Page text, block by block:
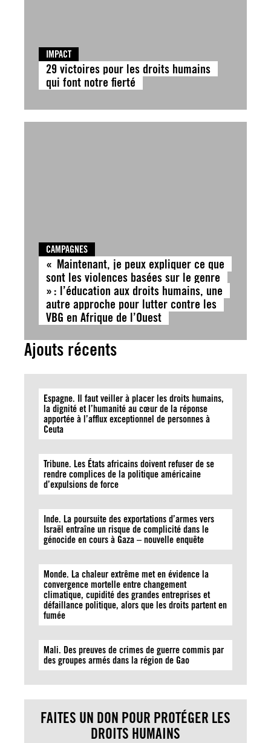
IMPACT
29 victoires pour les droits humains
qui font notre fierté
CAMPAGNES
« Maintenant, je peux expliquer ce que
sont les violences basées sur le genre
» : l’éducation aux droits humains, une
autre approche pour lutter contre les
VBG en Afrique de l’Ouest
Ajouts récents
Espagne. Il faut veiller à placer les droits humains,
la dignité et l’humanité au cœur de la réponse
apportée à l’afflux exceptionnel de personnes à
Ceuta
Tribune. Les États africains doivent refuser de se
rendre complices de la politique américaine
d’expulsions de force
Inde. La poursuite des exportations d’armes vers
Israël entraîne un risque de complicité dans le
génocide en cours à Gaza – nouvelle enquête
Monde. La chaleur extrême met en évidence la
convergence mortelle entre changement
climatique, cupidité des grandes entreprises et
défaillance politique, alors que les droits partent en
fumée
Mali. Des preuves de crimes de guerre commis par
des groupes armés dans la région de Gao
FAITES UN DON POUR PROTÉGER LES
DROITS HUMAINS